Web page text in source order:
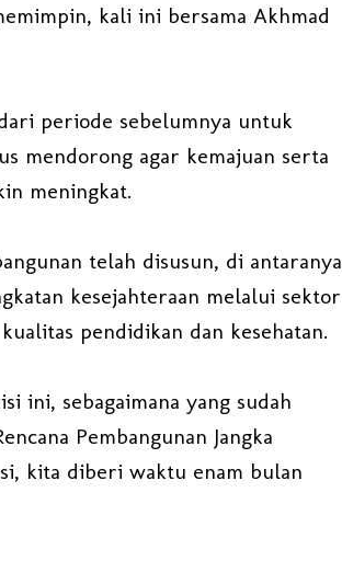
kali ini bersama Akhmad
periode sebelumnya untuk
mendorong agar kemajuan serta
meningkat.
telah disusun, di antaranya
kesejahteraan melalui sektor
pendidikan dan kesehatan.
ini, sebagaimana yang sudah
Pembangunan Jangka
kita diberi waktu enam bulan